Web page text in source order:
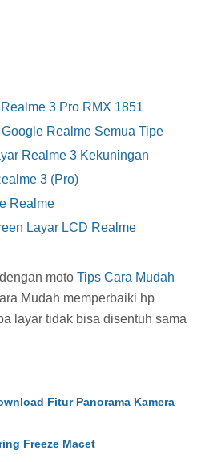
3 Pro RMX 1851
Realme Semua Tipe
Realme 3 Kekuningan
3 (Pro)
Realme
Layar LCD Realme
dengan moto Tips Cara Mudah
Mudah memperbaiki hp
layar tidak bisa disentuh sama
Fitur Panorama Kamera
Freeze Macet